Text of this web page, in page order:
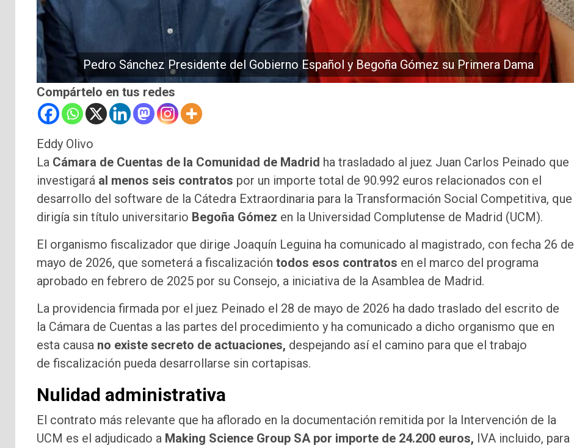
Pedro Sánchez Presidente del Gobierno Español y Begoña Gómez su Primera Dama
Compártelo en tus redes
Eddy Olivo
La Cámara de Cuentas de la Comunidad de Madrid ha trasladado al juez Juan Carlos Peinado que
investigará al menos seis contratos por un importe total de 90.992 euros relacionados con el
desarrollo del software de la Cátedra Extraordinaria para la Transformación Social Competitiva, que
dirigía sin título universitario Begoña Gómez en la Universidad Complutense de Madrid (UCM).
El organismo fiscalizador que dirige Joaquín Leguina ha comunicado al magistrado, con fecha 26 de
mayo de 2026, que someterá a fiscalización todos esos contratos en el marco del programa
aprobado en febrero de 2025 por su Consejo, a iniciativa de la Asamblea de Madrid.
La providencia firmada por el juez Peinado el 28 de mayo de 2026 ha dado traslado del escrito de
la Cámara de Cuentas a las partes del procedimiento y ha comunicado a dicho organismo que en
esta causa no existe secreto de actuaciones, despejando así el camino para que el trabajo
de fiscalización pueda desarrollarse sin cortapisas.
Nulidad administrativa
El contrato más relevante que ha aflorado en la documentación remitida por la Intervención de la
UCM es el adjudicado a Making Science Group SA por importe de 24.200 euros, IVA incluido, para